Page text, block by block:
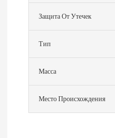
Защита От Утечек
Тип
Масса
Место Происхождения